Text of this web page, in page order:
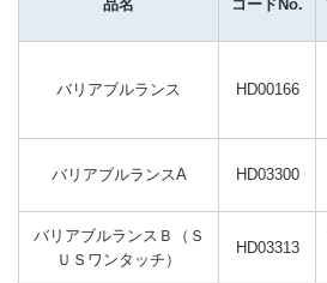
品名 コードNo.
バリアブルランス HD00166
バリアブルランスA HD03300
バリアブルランスＢ（Ｓ
ＵＳワンタッチ）
HD03313